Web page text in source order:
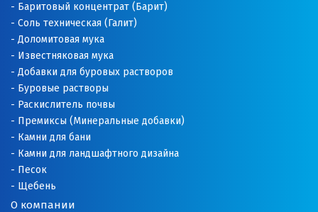
О компании
Баритовый концентрат (Барит)
Соль техническая (Галит)
Доломитовая мука
Известняковая мука
Добавки для буровых растворов
Буровые растворы
Раскислитель почвы
Премиксы (Минеральные добавки)
Камни для бани
Камни для ландшафтного дизайна
Песок
Щебень